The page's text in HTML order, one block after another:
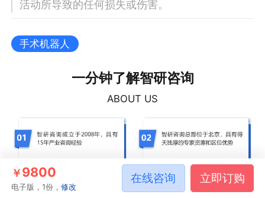
活动所导致的任何损失或伤害。
手术机器人
一分钟了解智研咨询
ABOUT US
￥9800
电子版，1份，修改
在线咨询 立即订购